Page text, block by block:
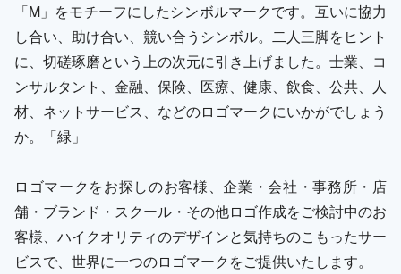
「M」をモチーフにしたシンボルマークです。互いに協力
し合い、助け合い、競い合うシンボル。二人三脚をヒント
に、切磋琢磨という上の次元に引き上げました。士業、コ
ンサルタント、金融、保険、医療、健康、飲食、公共、人
材、ネットサービス、などのロゴマークにいかがでしょう
か。「緑」
ロゴマークをお探しのお客様、企業・会社・事務所・店
舗・ブランド・スクール・その他ロゴ作成をご検討中のお
客様、ハイクオリティのデザインと気持ちのこもったサー
ビスで、世界に一つのロゴマークをご提供いたします。